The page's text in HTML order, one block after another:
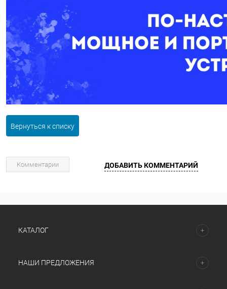
Вернуться к списку
Комментарии ДОБАВИТЬ КОММЕНТАРИЙ
КАТАЛОГ
НАШИ ПРЕДЛОЖЕНИЯ